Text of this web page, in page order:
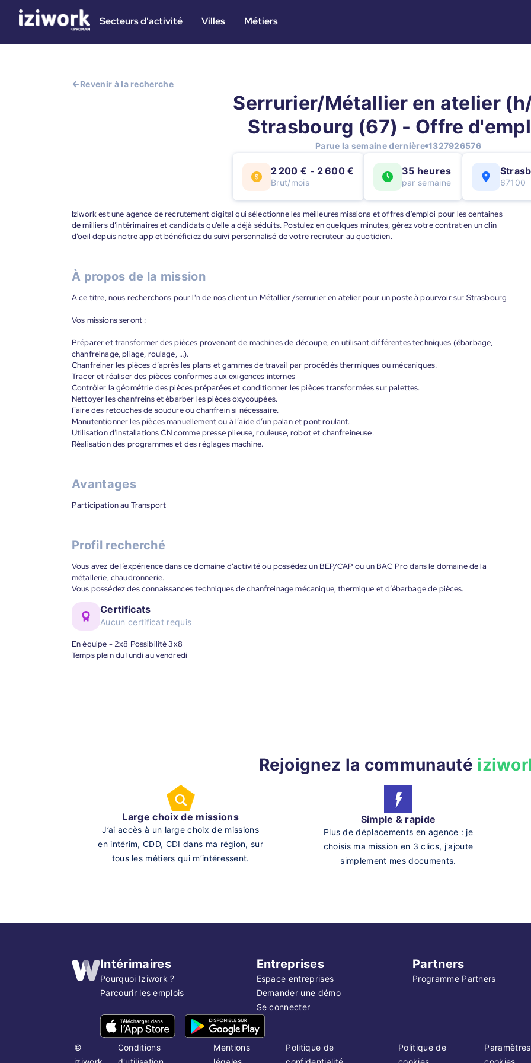
Secteurs d'activité Villes Métiers
Revenir à la recherche
Serrurier/Métallier en atelier
Strasbourg (67) - Offre
Parue la semaine dernière 1327926576
2 200 € - 2 600 €
Brut/mois
35 heures
par semaine 67100
Iziwork est une agence de recrutement digital qui sélectionne les meilleures missions et offres d’emploi pour les centaines
de milliers d’intérimaires et candidats qu’elle a déjà séduits. Postulez en quelques minutes, gérez votre contrat en un clin
d’oeil depuis notre app et bénéficiez du suivi personnalisé de votre recruteur au quotidien.
À propos de la mission
A ce titre, nous recherchons pour l'n de nos client un Métallier /serrurier en atelier pour un poste à pourvoir sur Strasbourg
Vos missions seront :
Préparer et transformer des pièces provenant de machines de découpe, en utilisant différentes techniques (ébarbage,
chanfreinage, pliage, roulage, …).
Chanfreiner les pièces d’après les plans et gammes de travail par procédés thermiques ou mécaniques.
Tracer et réaliser des pièces conformes aux exigences internes
Contrôler la géométrie des pièces préparées et conditionner les pièces transformées sur palettes.
Nettoyer les chanfreins et ébarber les pièces oxycoupées.
Faire des retouches de soudure ou chanfrein si nécessaire.
Manutentionner les pièces manuellement ou à l’aide d’un palan et pont roulant.
Utilisation d’installations CN comme presse plieuse, rouleuse, robot et chanfreineuse.
Réalisation des programmes et des réglages machine.
Avantages
Participation au Transport
Profil recherché
Vous avez de l’expérience dans ce domaine d’activité ou possédez un BEP/CAP ou un BAC Pro dans le domaine de la
métallerie, chaudronnerie.
Vous possédez des connaissances techniques de chanfreinage mécanique, thermique et d’ébarbage de pièces.
Certificats
Aucun certificat requis
En équipe - 2x8 Possibilité 3x8
Temps plein du lundi au vendredi
Rejoignez la communauté
Large choix de missions
J’ai accès à un large choix de missions
en intérim, CDD, CDI dans ma région, sur
tous les métiers qui m’intéressent.
Simple & rapide
Plus de déplacements en agence : je
choisis ma mission en 3 clics, j'ajoute
simplement mes documents.
Intérimaires
Pourquoi Iziwork ?
Parcourir les emplois
Entreprises
Espace entreprises
Demander une démo
Se connecter
Partners
Programme Partners
©
Conditions
Mentions
Politique de
Politique de